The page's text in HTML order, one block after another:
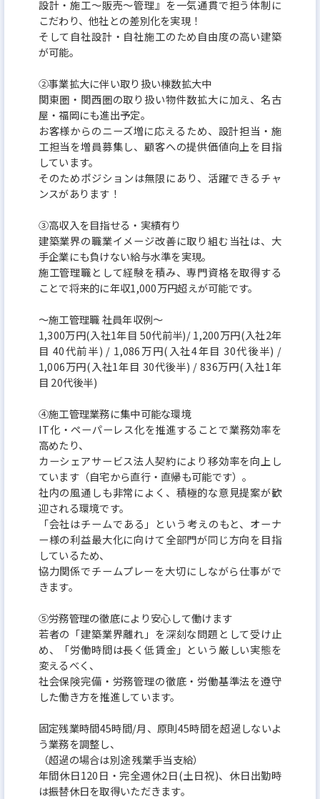
設計・施工～販売～管理』を一気通貫で担う体制に
こだわり、他社との差別化を実現！
そして自社設計・自社施工のため自由度の高い建築
が可能。
②事業拡大に伴い取り扱い棟数拡大中
関東圏・関西圏の取り扱い物件数拡大に加え、名古
屋・福岡にも進出予定。
お客様からのニーズ増に応えるため、設計担当・施
工担当を増員募集し、顧客への提供価値向上を目指
しています。
そのためポジションは無限にあり、活躍できるチャ
ンスがあります！
③高収入を目指せる・実績有り
建築業界の職業イメージ改善に取り組む当社は、大
手企業にも負けない給与水準を実現。
施工管理職として経験を積み、専門資格を取得する
ことで将来的に年収1,000万円超えが可能です。
～施工管理職 社員年収例～
1,300万円(入社1年目 50代前半)/ 1,200万円(入社2年
目 40代前半) / 1,086万円(入社4年目 30代後半) /
1,006万円(入社1年目 30代後半) / 836万円(入社1年
目 20代後半)
④施工管理業務に集中可能な環境
IT化・ペーパーレス化を推進することで業務効率を
高めたり、
カーシェアサービス法人契約により移効率を向上し
ています（自宅から直行・直帰も可能です）。
社内の風通しも非常によく、積極的な意見提案が歓
迎される環境です。
「会社はチームである」という考えのもと、オーナ
ー様の利益最大化に向けて全部門が同じ方向を目指
しているため、
協力関係でチームプレーを大切にしながら仕事がで
きます。
⑤労務管理の徹底により安心して働けます
若者の「建築業界離れ」を深刻な問題として受け止
め、「労働時間は長く低賃金」という厳しい実態を
変えるべく、
社会保険完備・労務管理の徹底・労働基準法を遵守
した働き方を推進しています。
固定残業時間45時間/月、原則45時間を超過しないよ
う業務を調整し、
（超過の場合は別途 残業手当支給）
年間休日120日・完全週休2日(土日祝)、休日出勤時
は振替休日を取得いただきます。